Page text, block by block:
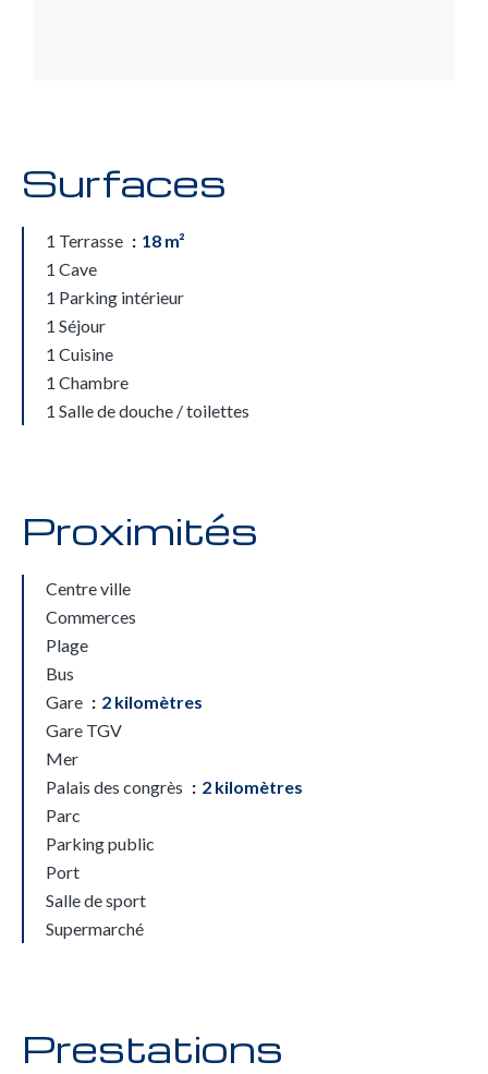
Surfaces
1 Terrasse
18 m²
1 Cave
1 Parking intérieur
1 Séjour
1 Cuisine
1 Chambre
1 Salle de douche / toilettes
Proximités
Centre ville
Commerces
Plage
Bus
Gare
2 kilomètres
Gare TGV
Mer
Palais des congrès
2 kilomètres
Parc
Parking public
Port
Salle de sport
Supermarché
Prestations